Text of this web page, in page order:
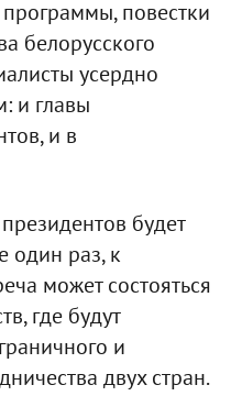
программы, повестки
белорусского
усердно
и главы
и в
будет
один раз, к
может состояться
где будут
и
двух стран.